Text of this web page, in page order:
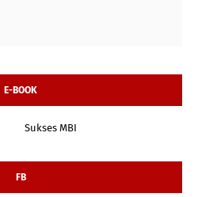
E-BOOK
Sukses MBI
FB